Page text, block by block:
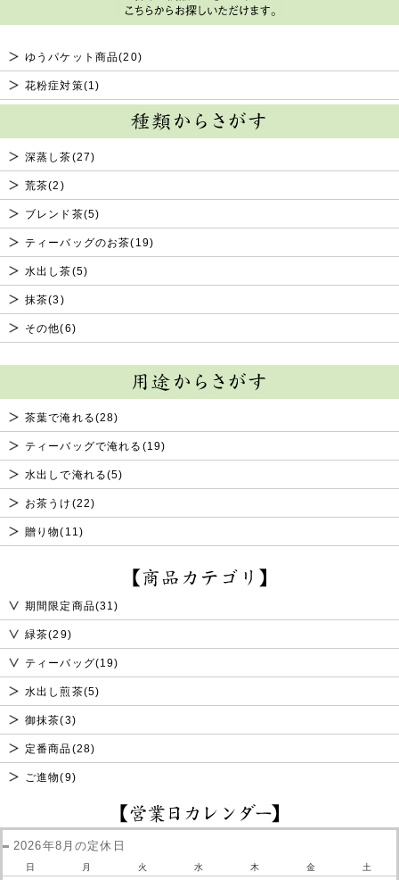
ゆうパケット商品(20)
花粉症対策(1)
深蒸し茶(27)
荒茶(2)
ブレンド茶(5)
ティーバッグのお茶(19)
水出し茶(5)
抹茶(3)
その他(6)
茶葉で淹れる(28)
ティーバッグで淹れる(19)
水出しで淹れる(5)
お茶うけ(22)
贈り物(11)
期間限定商品(31)
緑茶(29)
ティーバッグ(19)
水出し煎茶(5)
御抹茶(3)
定番商品(28)
ご進物(9)
2026年8月の定休日
日 月 火 水 木 金
土